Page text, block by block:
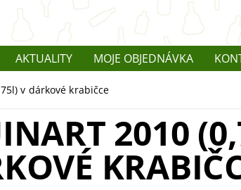
AKTUALITY MOJE OBJEDNÁVKA
v dárkové krabičce
2010